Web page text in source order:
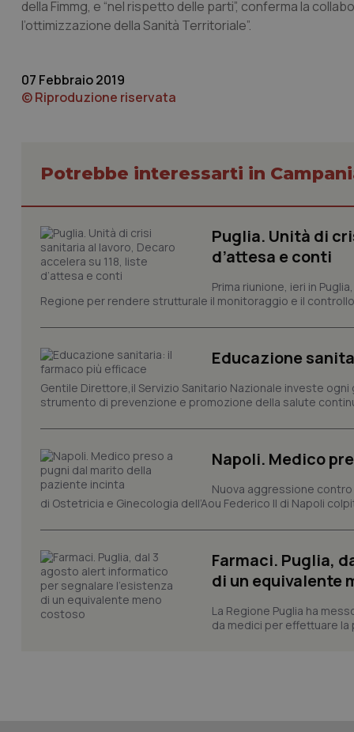
della Fimmg, e “nel rispetto delle parti”, conferma la
l’ottimizzazione della Sanità Territoriale”.
07 Febbraio 2019
© Riproduzione riservata
Potrebbe interessarti in
Puglia. Unità di
d’attesa e conti
Prima riunione, ieri in
Regione per rendere strutturale il monitoraggio e il
Educazione
Gentile Direttore,il Servizio Sanitario Nazionale investe
strumento di prevenzione e promozione della salute
Napoli. Medico
Nuova aggressione
di Ostetricia e Ginecologia dell’Aou Federico II di Napoli
Farmaci. Puglia,
di un equivalente
La Regione Puglia ha
da medici per effettuare la
tracking-enable
PHPSESSID
_ga_KM60CM4NPH
_ga_0VMQEQKQ1N
Nome
VISITOR_INFO1_LIVE
__Secure-YNID